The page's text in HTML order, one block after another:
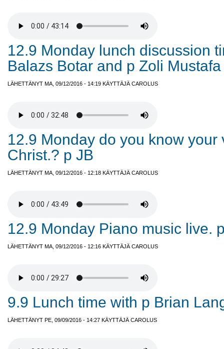
12.9 Monday lunch discussion
Balazs Botar and p Zoli Mustafa
LÄHETTÄNYT MA, 09/12/2016 - 14:19 KÄYTTÄJÄ CAROLUS
12.9 Monday do you know your
Christ.? p JB
LÄHETTÄNYT MA, 09/12/2016 - 12:18 KÄYTTÄJÄ CAROLUS
12.9 Monday Piano music live.
LÄHETTÄNYT MA, 09/12/2016 - 12:16 KÄYTTÄJÄ CAROLUS
9.9 Lunch time with p Brian
LÄHETTÄNYT PE, 09/09/2016 - 14:27 KÄYTTÄJÄ CAROLUS